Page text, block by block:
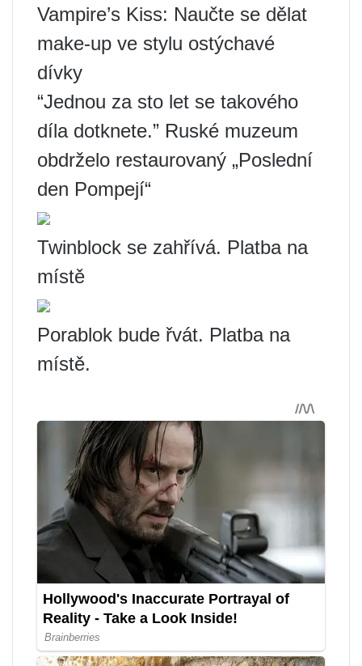
Vampire’s Kiss: Naučte se dělat
make-up ve stylu ostýchavé
dívky
“Jednou za sto let se takového
díla dotknete.” Ruské muzeum
obdrželo restaurovaný „Poslední
den Pompejí“
Twinblock se zahřívá. Platba na
místě
Porablok bude řvát. Platba na
místě.